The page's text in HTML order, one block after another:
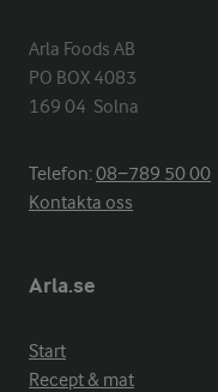
Arla Foods AB
PO BOX 4083
169 04  Solna
Telefon:08−789 50 00
Kontakta oss
Arla.se
Start
Recept & mat